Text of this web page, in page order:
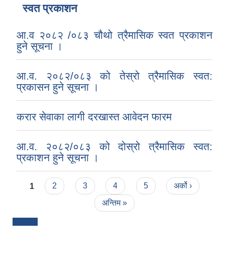
स्वत प्रकाशन
आ.व २०८२ /०८३ चौथो त्रैमासिक स्वत प्रकाशन
हुने सूचना ।
आ.व. २०८२/०८३ को तेस्रो त्रैमासिक स्वत:
प्रकासन हुने सूचना ।
करार सेवाका लागी दरखास्त आवेदन फारम
आ.व. २०८२/०८३ को दोस्रो त्रैमासिक स्वत:
प्रकाशन हुने सूचना ।
Pages
1 2 3 4 5
अर्को ›
अन्तिम »